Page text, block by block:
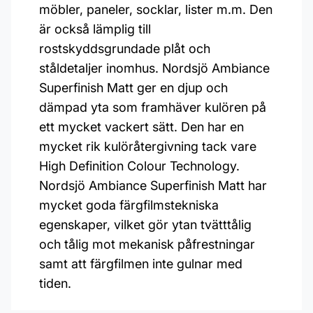
möbler, paneler, socklar, lister m.m. Den
är också lämplig till
rostskyddsgrundade plåt och
ståldetaljer inomhus. Nordsjö Ambiance
Superfinish Matt ger en djup och
dämpad yta som framhäver kulören på
ett mycket vackert sätt. Den har en
mycket rik kulöråtergivning tack vare
High Definition Colour Technology.
Nordsjö Ambiance Superfinish Matt har
mycket goda färgfilmstekniska
egenskaper, vilket gör ytan tvätttålig
och tålig mot mekanisk påfrestningar
samt att färgfilmen inte gulnar med
tiden.